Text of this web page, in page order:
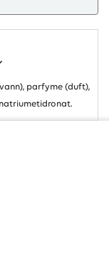
parfyme (duft),